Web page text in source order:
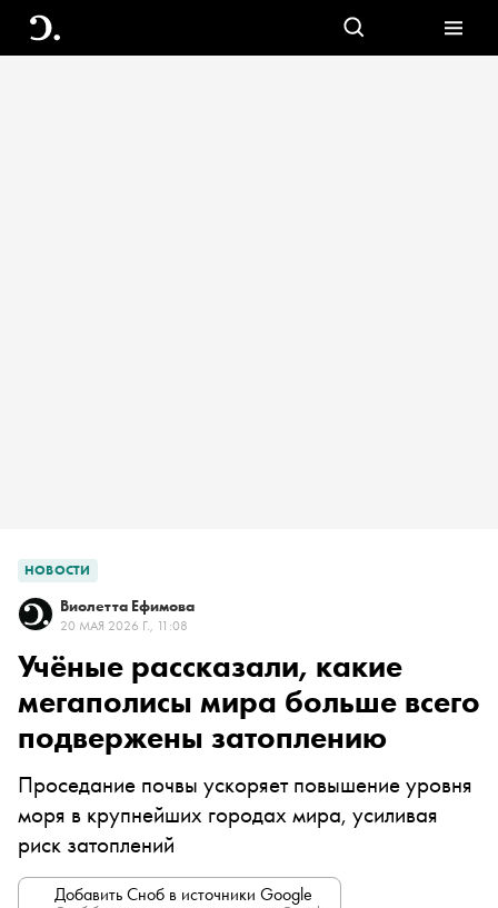
НОВОСТИ
Виолетта Ефимова
20 МАЯ 2026 Г., 11:08
Учёные рассказали, какие
мегаполисы мира больше всего
подвержены затоплению
Проседание почвы ускоряет повышение уровня
моря в крупнейших городах мира, усиливая
риск затоплений
Добавить Сноб в источники Google